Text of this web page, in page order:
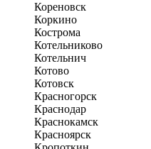
Кореновск
Коркино
Кострома
Котельниково
Котельнич
Котово
Котовск
Красногорск
Краснодар
Краснокамск
Красноярск